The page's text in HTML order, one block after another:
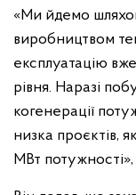
«Ми йдемо
виробництвом
експлуатацію
рівня. Наразі
когенерації
низка проєктів,
МВт